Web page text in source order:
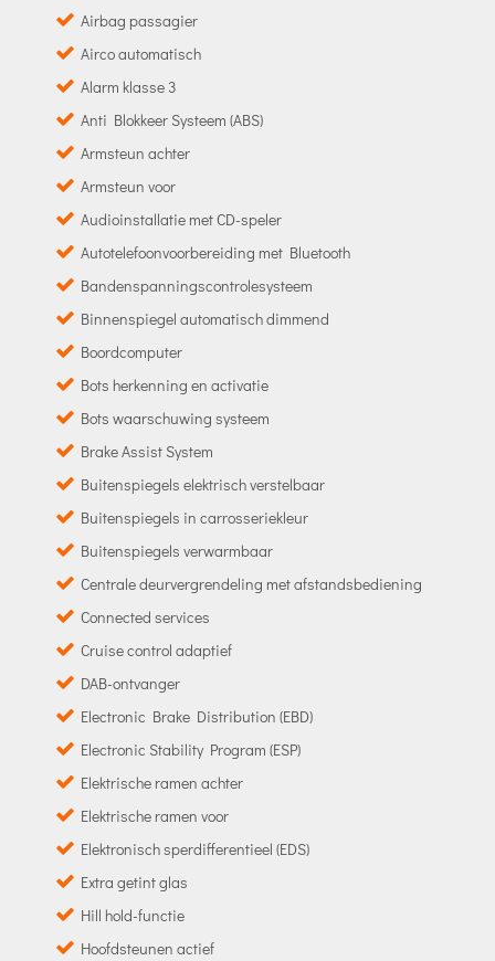
Airbag passagier
Airco automatisch
Alarm klasse 3
Anti Blokkeer Systeem (ABS)
Armsteun achter
Armsteun voor
Audioinstallatie met CD-speler
Autotelefoonvoorbereiding met Bluetooth
Bandenspanningscontrolesysteem
Binnenspiegel automatisch dimmend
Boordcomputer
Bots herkenning en activatie
Bots waarschuwing systeem
Brake Assist System
Buitenspiegels elektrisch verstelbaar
Buitenspiegels in carrosseriekleur
Buitenspiegels verwarmbaar
Centrale deurvergrendeling met afstandsbediening
Connected services
Cruise control adaptief
DAB-ontvanger
Electronic Brake Distribution (EBD)
Electronic Stability Program (ESP)
Elektrische ramen achter
Elektrische ramen voor
Elektronisch sperdifferentieel (EDS)
Extra getint glas
Hill hold-functie
Hoofdsteunen actief